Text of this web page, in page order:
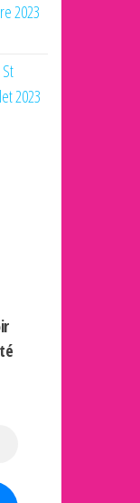
2023
2023